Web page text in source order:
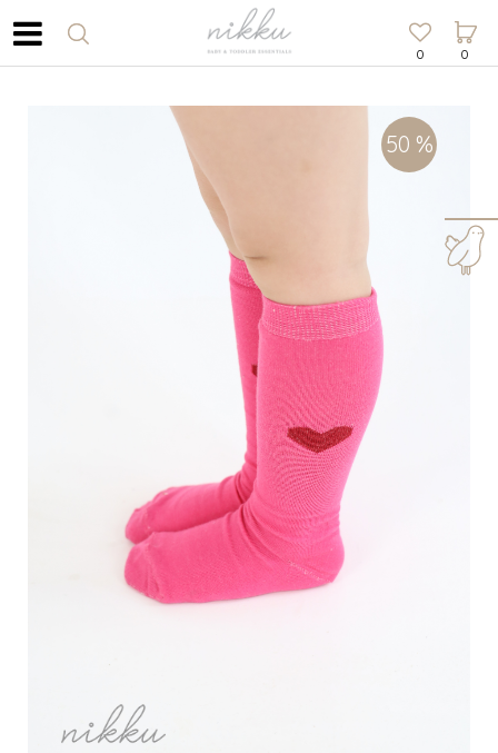
0
0
50 %
Za više informacija,
pomoć i porudžbine
064/1009-177
Radno vreme
8h - 16h
Pišite nam
office@nikku.rs